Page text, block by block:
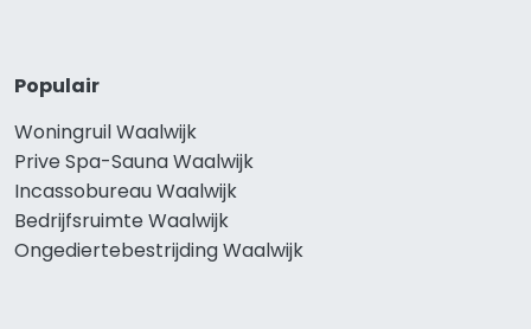
Populair
Woningruil Waalwijk
Prive Spa-Sauna Waalwijk
Incassobureau Waalwijk
Bedrijfsruimte Waalwijk
Ongediertebestrijding Waalwijk